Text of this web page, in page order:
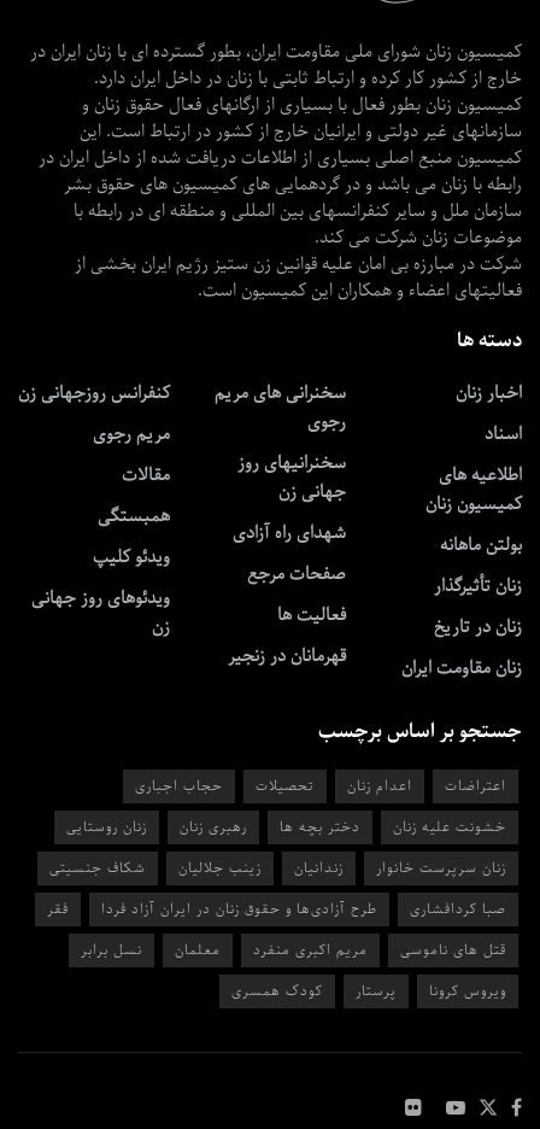
کمیسیون زنان شورای ملی مقاومت ایران، بطور گسترده ای با زنان ایران در
خارج از کشور کار کرده و ارتباط ثابتی با زنان در داخل ایران دارد.
کمیسیون زنان بطور فعال با بسیاری از ارگانهای فعال حقوق زنان و
سازمانهای غیر دولتی و ایرانیان خارج از کشور در ارتباط است. این
کمیسیون منبع اصلی بسیاری از اطلاعات دریافت شده از داخل ایران در
رابطه با زنان می باشد و در گردهمایی های کمیسیون های حقوق بشر
سازمان ملل و سایر کنفرانسهای بین المللی و منطقه ای در رابطه با
موضوعات زنان شرکت می کند.
شرکت در مبارزه بی امان علیه قوانین زن ستیز رژیم ایران بخشی از
فعالیتهای اعضاء و همکاران این کمیسیون است.
دسته ها
اخبار زنان
اسناد
اطلاعیه های
کمیسیون زنان
بولتن ماهانه
زنان تأثیرگذار
زنان در تاریخ
زنان مقاومت ایران
سخنرانی های مریم
رجوی
سخنرانیهای روز
جهانی زن
شهدای راه آزادی
صفحات مرجع
فعالیت ها
قهرمانان در زنجیر
کنفرانس روزجهانی زن
مریم رجوی
مقالات
همبستگی
ویدئو کلیپ
ویدئوهای روز جهانی
زن
جستجو بر اساس برچسب
اعتراضات اعدام زنان تحصیلات
حجاب اجباری
خشونت علیه زنان
دختر بچه ها رهبری زنان
زنان روستایی
زنان سرپرست خانوار
زندانیان زینب جلالیان
شکاف جنسیتی
صبا کردافشاری
طرح آزادی‌ها و حقوق زنان در ایران آزاد فردا
فقر
قتل های ناموسی
مریم اکبری منفرد معلمان
نسل برابر
ویروس کرونا
پرستار کودک همسری